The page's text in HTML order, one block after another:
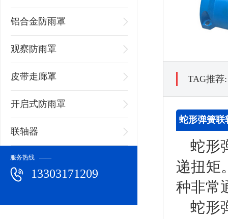
铝合金防雨罩
观察防雨罩
皮带走廊罩
开启式防雨罩
联轴器
服务热线 ——
13303171209
TAG推
蛇形弹簧联
器
蛇形
递扭矩
种非常
蛇形